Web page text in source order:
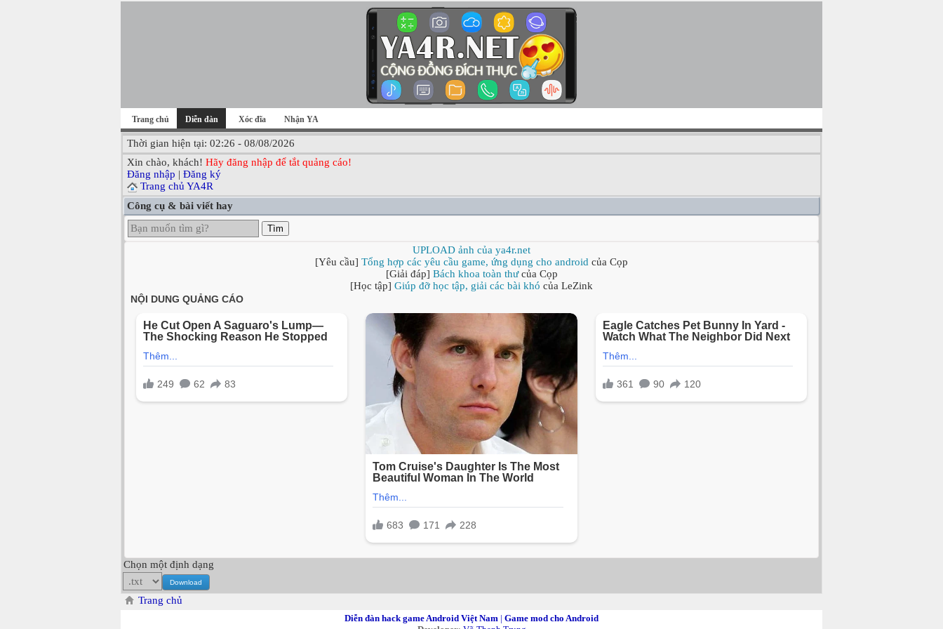
Trang chủ Diễn đàn Xóc đĩa Nhận YA
Thời gian hiện tại: 02:26 - 08/08/2026
Xin chào, khách! Hãy đăng nhập để tắt quảng cáo!
Đăng nhập | Đăng ký
Trang chủ YA4R
Công cụ & bài viết hay
Tìm
UPLOAD ảnh của ya4r.net
[Yêu cầu] Tổng hợp các yêu cầu game, ứng dụng cho android của Cọp
[Giải đáp] Bách khoa toàn thưcủa Cọp
[Học tập] Giúp đỡ học tập, giải các bài khó của LeZink
Chọn một định dạng
Trang chủ
Diễn đàn hack game Android Việt Nam | Game mod cho Android